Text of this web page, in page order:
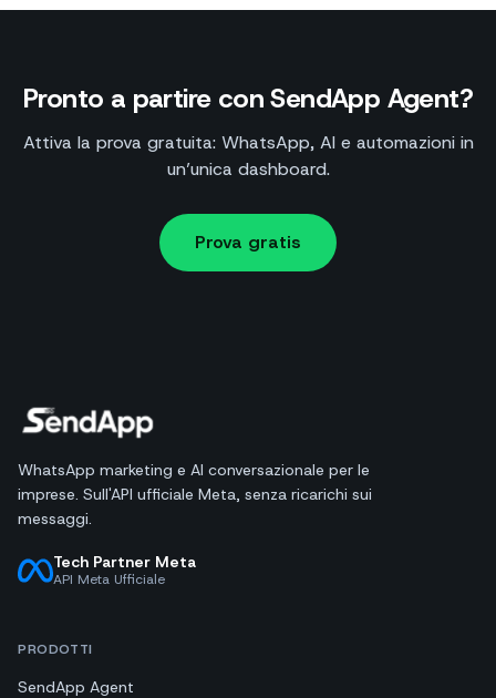
Pronto a partire con SendApp Agent?
Attiva la prova gratuita: WhatsApp, AI e automazioni in
un’unica dashboard.
Prova gratis
WhatsApp marketing e AI conversazionale per le
imprese. Sull'API ufficiale Meta, senza ricarichi sui
messaggi.
Tech Partner Meta
API Meta Ufficiale
PRODOTTI
SendApp Agent